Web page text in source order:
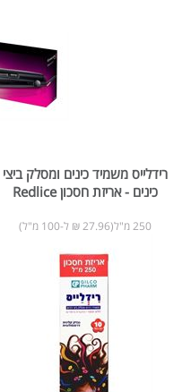
רידלייס משמיד כינים ומסלק ביצי
כינים - אריזת חסכון Redlice
250 מ"ל(27.96 ₪ ל-100 מ"ל)